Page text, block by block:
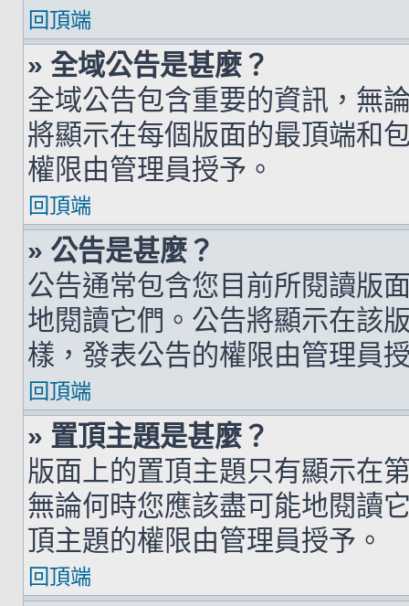
回頂端
» 全域公告是甚麼？
全域公告包含重要的資訊，無
將顯示在每個版面的最頂端和
權限由管理員授予。
回頂端
» 公告是甚麼？
公告通常包含您目前所閱讀版
地閱讀它們。公告將顯示在該
樣，發表公告的權限由管理員
回頂端
» 置頂主題是甚麼？
版面上的置頂主題只有顯示在
無論何時您應該盡可能地閱讀
頂主題的權限由管理員授予。
回頂端